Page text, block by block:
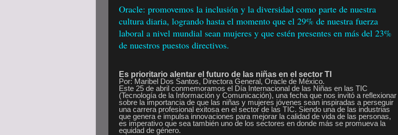
Oracle: promovemos la inclusión y la diversidad como parte de nuestra
cultura diaria, logrando hasta el momento que el 29% de nuestra fuerza
laboral a nivel mundial sean mujeres y que estén presentes en más del 23%
de nuestros puestos directivos.
Es prioritario alentar el futuro de las niñas en el sector TI
Por: Maribel Dos Santos, Directora General, Oracle de México.
Este 25 de abril conmemoramos el Día Internacional de las Niñas en las TIC
(Tecnología de la Información y Comunicación), una fecha que nos invitó a reflexionar
sobre la importancia de que las niñas y mujeres jóvenes sean inspiradas a perseguir
una carrera profesional exitosa en el sector de las TIC. Siendo una de las industrias
que genera e impulsa innovaciones para mejorar la calidad de vida de las personas,
es imperativo que sea también uno de los sectores en donde más se promueva la
equidad de género.